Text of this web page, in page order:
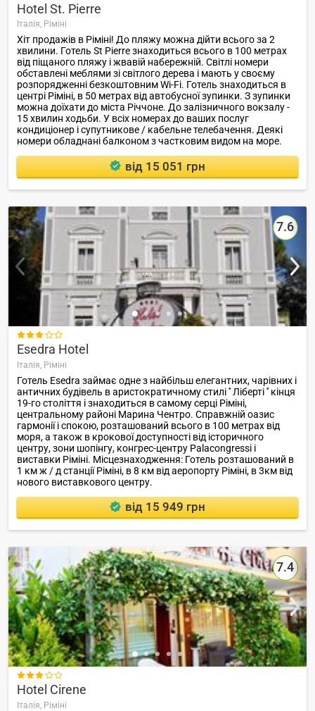
Hotel St. Pierre
Італія, Ріміні
Хіт продажів в Ріміні! До пляжу можна дійти всього за 2
хвилини. Готель St Pierre знаходиться всього в 100 метрах
від піщаного пляжу і жвавій набережній. Світлі номери
обставлені меблями зі світлого дерева і мають у своєму
розпорядженні безкоштовним Wi-Fi. Готель знаходиться в
центрі Ріміні, в 50 метрах від автобусної зупинки. З зупинки
можна доїхати до міста Річчоне. До залізничного вокзалу -
15 хвилин ходьби. У всіх номерах до ваших послуг
кондиціонер і супутникове / кабельне телебачення. Деякі
номери обладнані балконом з частковим видом на море.
від 15 051 грн
7.6

Esedra Hotel
Італія, Ріміні
Готель Esedra займає одне з найбільш елегантних, чарівних і
античних будівель в аристократичному стилі '' Ліберті '' кінця
19-го століття і знаходиться в самому серці Ріміні,
центральному районі Марина Чентро. Справжній оазис
гармонії і спокою, розташований всього в 100 метрах від
моря, а також в крокової доступності від історичного
центру, зони шопінгу, конгрес-центру Palacongressi і
виставки Ріміні. Місцезнаходження: Готель розташований в
1 км ж / д станції Ріміні, в 8 км від аеропорту Ріміні, в 3км від
нового виставкового центру.
від 15 949 грн
7.4

Hotel Cirene
Італія, Ріміні